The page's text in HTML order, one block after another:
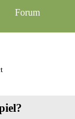
Forum